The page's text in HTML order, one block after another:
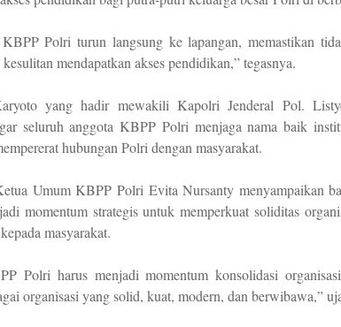
KBPP Polri turun langsung ke lapangan, memastikan
mendapatkan akses pendidikan,” tegasnya.
yang hadir mewakili Kapolri Jenderal Pol.
seluruh anggota KBPP Polri menjaga nama baik
hubungan Polri dengan masyarakat.
Umum KBPP Polri Evita Nursanty menyampaikan
momentum strategis untuk memperkuat soliditas
masyarakat.
Polri harus menjadi momentum konsolidasi
organisasi yang solid, kuat, modern, dan berwibawa,”